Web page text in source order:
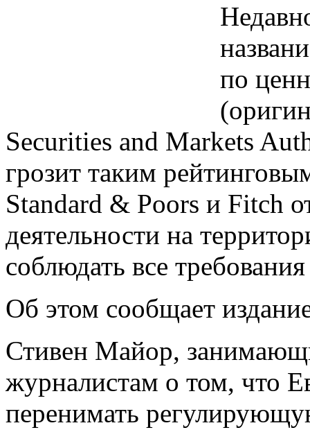
по
Securities and Markets
грозит таким
Standard & Poors и Fitch
деятельности на
соблюдать все
Об этом сообщает
Стивен Майор,
журналистам о том, что
перенимать